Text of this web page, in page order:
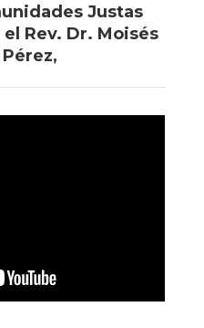
Justas
Rev. Dr. Moisés